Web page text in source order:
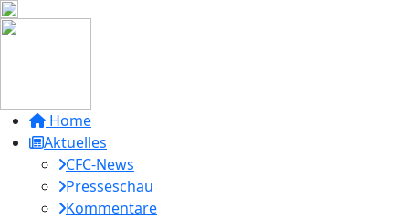
Home
Aktuelles
CFC-News
Presseschau
Kommentare